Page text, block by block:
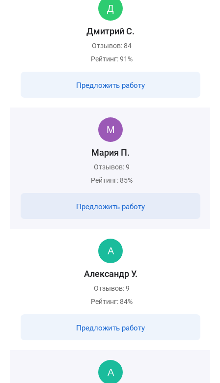
Дмитрий С.
Отзывов: 84
Рейтинг: 91%
Предложить работу
Мария П.
Отзывов: 9
Рейтинг: 85%
Предложить работу
Александр У.
Отзывов: 9
Рейтинг: 84%
Предложить работу